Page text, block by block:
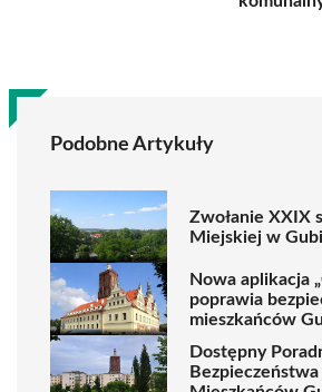
Podobne Artykuły
Zwołanie XXIX
Miejskiej w
Nowa aplikacja
poprawia
mieszkańców
Dostępny
Bezpieczeństwa